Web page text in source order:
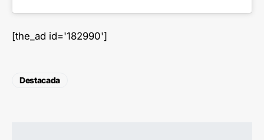
[the_ad id='182990']
Destacada